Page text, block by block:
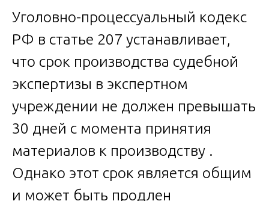
Уголовно-процессуальный кодекс
РФ в статье 207 устанавливает,
что срок производства судебной
экспертизы в экспертном
учреждении не должен превышать
30 дней с момента принятия
материалов к производству .
Однако этот срок является общим
и может быть продлен